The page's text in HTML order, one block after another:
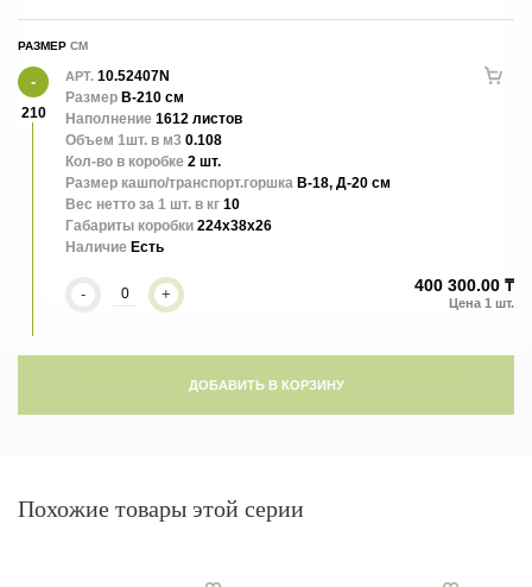
общественных пространств. Сохраняет безупречный внешний вид
круглый год без полива и специального ухода.
РАЗМЕР
210
АРТ. 10.52407N
Размер В-210 см
Наполнение 1612 листов
Объем 1шт. в м3 0.108
Кол-во в коробке 2 шт.
Размер кашпо/транспорт.горшка В-18, Д-20 см
Вес нетто за 1 шт. в кг 10
Габариты коробки 224x38x26
Наличие Есть
- + 400 300.00 ₸
ДОБАВИТЬ В КОРЗИНУ
Похожие товары этой серии